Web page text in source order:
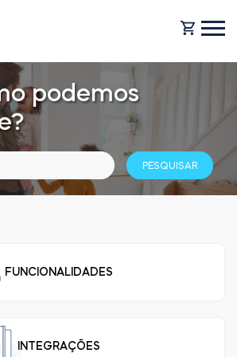
podemos
FUNCIONALIDADES
INTEGRAÇÕES